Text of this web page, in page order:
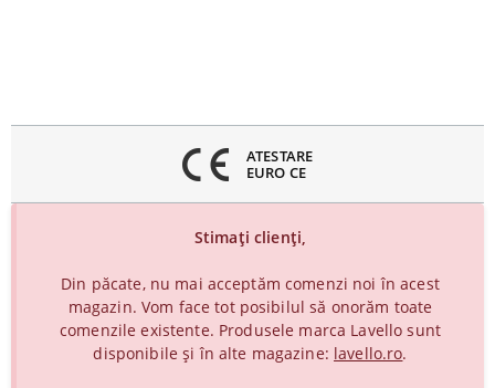
ATESTARE
EURO CE
Stimați clienți,
Din păcate, nu mai acceptăm comenzi noi în acest
magazin. Vom face tot posibilul să onorăm toate
comenzile existente. Produsele marca Lavello sunt
disponibile și în alte magazine: lavello.ro.